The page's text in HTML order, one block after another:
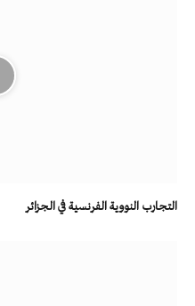
التجارب النووية الفرنسية في الجزائر